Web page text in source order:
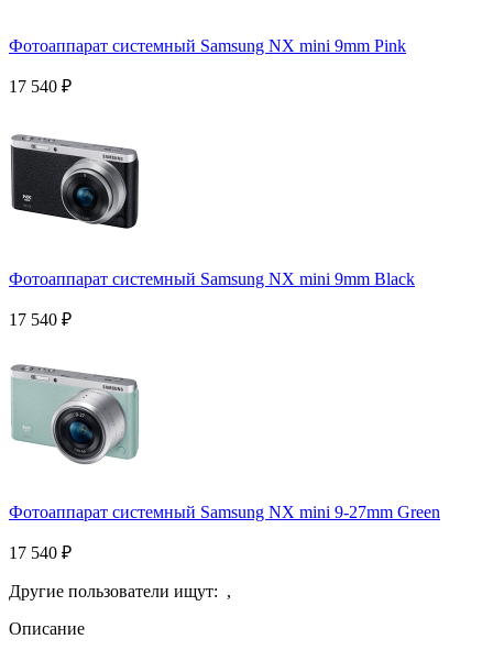
Фотоаппарат системный Samsung NX mini 9mm Pink
17 540 ₽
Фотоаппарат системный Samsung NX mini 9mm Black
17 540 ₽
Фотоаппарат системный Samsung NX mini 9-27mm Green
17 540 ₽
Другие пользователи ищут: ,
Описание